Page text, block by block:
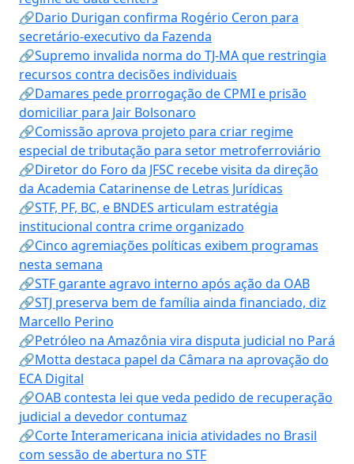
🔗Dario Durigan confirma Rogério Ceron para
secretário-executivo da Fazenda
🔗Supremo invalida norma do TJ-MA que restringia
recursos contra decisões individuais
🔗Damares pede prorrogação de CPMI e prisão
domiciliar para Jair Bolsonaro
🔗Comissão aprova projeto para criar regime
especial de tributação para setor metroferroviário
🔗Diretor do Foro da JFSC recebe visita da direção
da Academia Catarinense de Letras Jurídicas
🔗STF, PF, BC, e BNDES articulam estratégia
institucional contra crime organizado
🔗Cinco agremiações políticas exibem programas
nesta semana
🔗STF garante agravo interno após ação da OAB
🔗STJ preserva bem de família ainda financiado, diz
Marcello Perino
🔗Petróleo na Amazônia vira disputa judicial no Pará
🔗Motta destaca papel da Câmara na aprovação do
ECA Digital
🔗OAB contesta lei que veda pedido de recuperação
judicial a devedor contumaz
🔗Corte Interamericana inicia atividades no Brasil
com sessão de abertura no STF